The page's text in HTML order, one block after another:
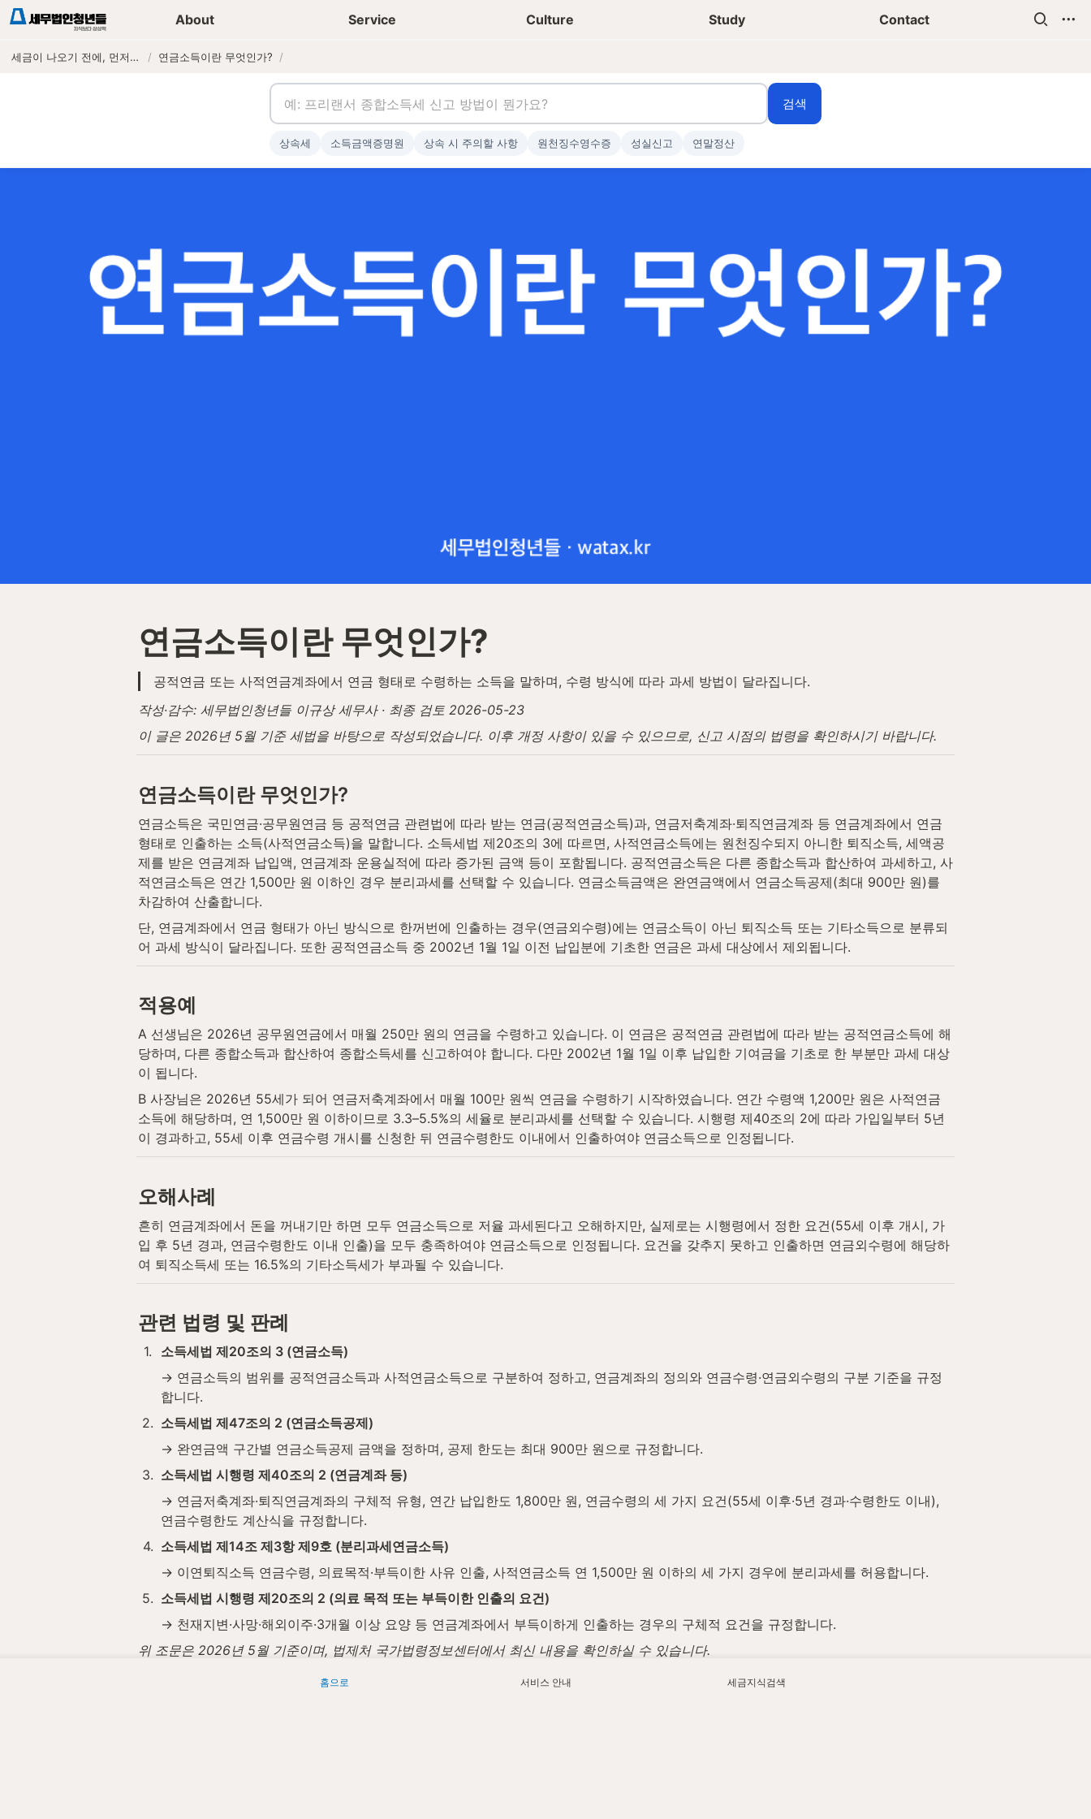
About Service Culture Study Contact
세금이 나오기 전에, 먼저 연락하는 세무법인 / 연금소득이란 무엇인가? /
세무가이드 콘텐츠 기장상담신청 청년들 일상
연금소득이란 무엇인가?
공적연금 또는 사적연금계좌에서 연금 형태로 수령하는 소득을 말하며, 수령 방식에 따라 과세 방법이 달라집니다.
작성·감수: 세무법인청년들 이규상 세무사 · 최종 검토 2026-05-23
이 글은 2026년 5월 기준 세법을 바탕으로 작성되었습니다. 이후 개정 사항이 있을 수 있으므로, 신고 시점의 법령을 확인하시기 바랍니다.
연금소득이란 무엇인가?
연금소득은 국민연금·공무원연금 등 공적연금 관련법에 따라 받는 연금(공적연금소득)과, 연금저축계좌·퇴직연금계좌 등 연금계좌에서 연금
형태로 인출하는 소득(사적연금소득)을 말합니다. 소득세법 제20조의 3에 따르면, 사적연금소득에는 원천징수되지 아니한 퇴직소득, 세액공
제를 받은 연금계좌 납입액, 연금계좌 운용실적에 따라 증가된 금액 등이 포함됩니다. 공적연금소득은 다른 종합소득과 합산하여 과세하고, 사
적연금소득은 연간 1,500만 원 이하인 경우 분리과세를 선택할 수 있습니다. 연금소득금액은 완연금액에서 연금소득공제(최대 900만 원)를
차감하여 산출합니다.
단, 연금계좌에서 연금 형태가 아닌 방식으로 한꺼번에 인출하는 경우(연금외수령)에는 연금소득이 아닌 퇴직소득 또는 기타소득으로 분류되
어 과세 방식이 달라집니다. 또한 공적연금소득 중 2002년 1월 1일 이전 납입분에 기초한 연금은 과세 대상에서 제외됩니다.
적용예
A 선생님은 2026년 공무원연금에서 매월 250만 원의 연금을 수령하고 있습니다. 이 연금은 공적연금 관련법에 따라 받는 공적연금소득에 해
당하며, 다른 종합소득과 합산하여 종합소득세를 신고하여야 합니다. 다만 2002년 1월 1일 이후 납입한 기여금을 기초로 한 부분만 과세 대상
이 됩니다.
B 사장님은 2026년 55세가 되어 연금저축계좌에서 매월 100만 원씩 연금을 수령하기 시작하였습니다. 연간 수령액 1,200만 원은 사적연금
소득에 해당하며, 연 1,500만 원 이하이므로 3.3–5.5%의 세율로 분리과세를 선택할 수 있습니다. 시행령 제40조의 2에 따라 가입일부터 5년
이 경과하고, 55세 이후 연금수령 개시를 신청한 뒤 연금수령한도 이내에서 인출하여야 연금소득으로 인정됩니다.
오해사례
흔히 연금계좌에서 돈을 꺼내기만 하면 모두 연금소득으로 저율 과세된다고 오해하지만, 실제로는 시행령에서 정한 요건(55세 이후 개시, 가
입 후 5년 경과, 연금수령한도 이내 인출)을 모두 충족하여야 연금소득으로 인정됩니다. 요건을 갖추지 못하고 인출하면 연금외수령에 해당하
여 퇴직소득세 또는 16.5%의 기타소득세가 부과될 수 있습니다.
관련 법령 및 판례
1.
소득세법 제20조의 3 (연금소득)
→ 연금소득의 범위를 공적연금소득과 사적연금소득으로 구분하여 정하고, 연금계좌의 정의와 연금수령·연금외수령의 구분 기준을 규정
합니다.
2. 소득세법 제47조의 2 (연금소득공제)
→ 완연금액 구간별 연금소득공제 금액을 정하며, 공제 한도는 최대 900만 원으로 규정합니다.
3. 소득세법 시행령 제40조의 2 (연금계좌 등)
→ 연금저축계좌·퇴직연금계좌의 구체적 유형, 연간 납입한도 1,800만 원, 연금수령의 세 가지 요건(55세 이후·5년 경과·수령한도 이내),
연금수령한도 계산식을 규정합니다.
4. 소득세법 제14조 제3항 제9호 (분리과세연금소득)
→ 이연퇴직소득 연금수령, 의료목적·부득이한 사유 인출, 사적연금소득 연 1,500만 원 이하의 세 가지 경우에 분리과세를 허용합니다.
5. 소득세법 시행령 제20조의 2 (의료 목적 또는 부득이한 인출의 요건)
→ 천재지변·사망·해외이주·3개월 이상 요양 등 연금계좌에서 부득이하게 인출하는 경우의 구체적 요건을 규정합니다.
위 조문은 2026년 5월 기준이며, 법제처 국가법령정보센터에서 최신 내용을 확인하실 수 있습니다.
세무법인청년들은 연금소득과 관련된 사업자 신고·검토를 함께 살펴드립니다.
검색
상속세 소득금액증명원 상속 시 주의할 사항 원천징수영수증 성실신고 연말정산
홈으로 서비스 안내 세금지식검색